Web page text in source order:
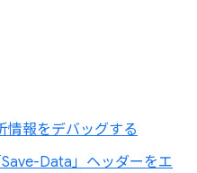
情報をデバッグする
Data」ヘッダーをエ